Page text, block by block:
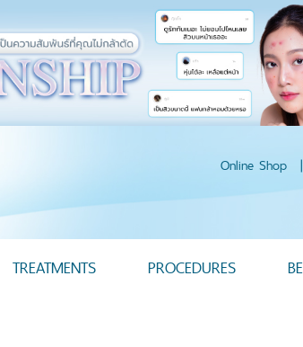
Online Shop |
TREATMENTS PROCEDURES